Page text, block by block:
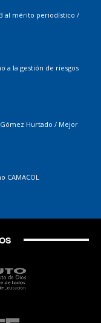
al mérito periodístico /
a la gestión de riesgos
Hurtado / Mejor
CAMACOL